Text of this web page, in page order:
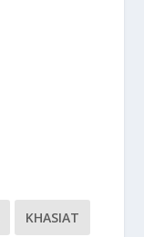
KHASIAT